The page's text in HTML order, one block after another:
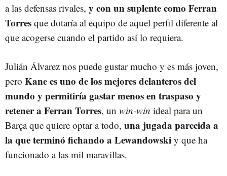
a las defensas rivales, y con un suplente como Ferran
Torres que dotaría al equipo de aquel perfil diferente al
que acogerse cuando el partido así lo requiera.
Julián Álvarez nos puede gustar mucho y es más joven,
pero Kane es uno de los mejores delanteros del
mundo y permitiría gastar menos en traspaso y
retener a Ferran Torres, un win-win ideal para un
Barça que quiere optar a todo, una jugada parecida a
la que terminó fichando a Lewandowski y que ha
funcionado a las mil maravillas.